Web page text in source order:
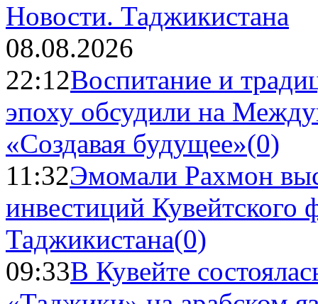
Новости. Таджикистана
08.08.2026
22:12Воспитание и
эпоху обсудили на
«Создавая будущее»(0)
11:32Эмомали Рахмон
инвестиций Кувейтского
Таджикистана(0)
09:33В Кувейте